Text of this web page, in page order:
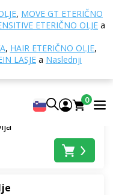
, MOVE GT ETERIČNO
ETERIČNO OLJE a
, HAIR ETERIČNO OLJE,
LASJE a Naslednji
0
Eterična olja